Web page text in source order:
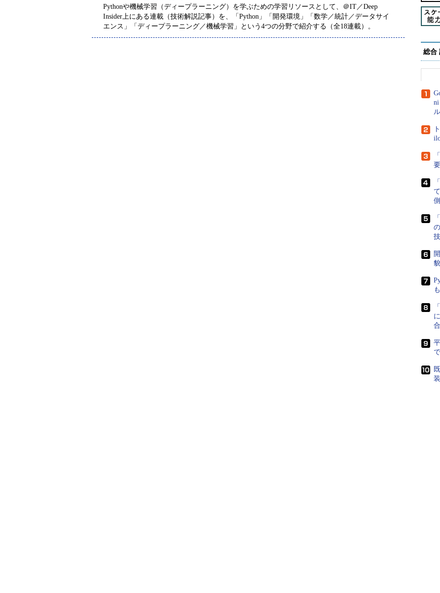
Pythonや機械学習（ディープラーニング）を学ぶための学習リソースとして、＠IT／Deep
Insider上にある連載（技術解説記事）を、「Python」「開発環境」「数学／統計／データサイ
エンス」「ディープラーニング／機械学習」という4つの分野で紹介する（全18連載）。
総合